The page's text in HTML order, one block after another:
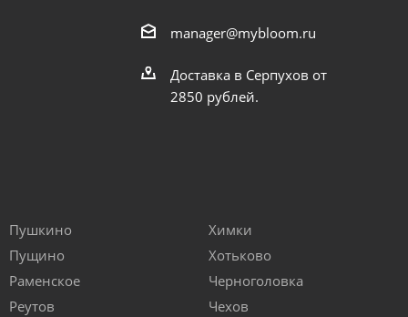
manager@mybloom.ru
Доставка в Серпухов от
2850 рублей.
Пушкино
Пущино
Раменское
Реутов
Химки
Хотьково
Черноголовка
Чехов